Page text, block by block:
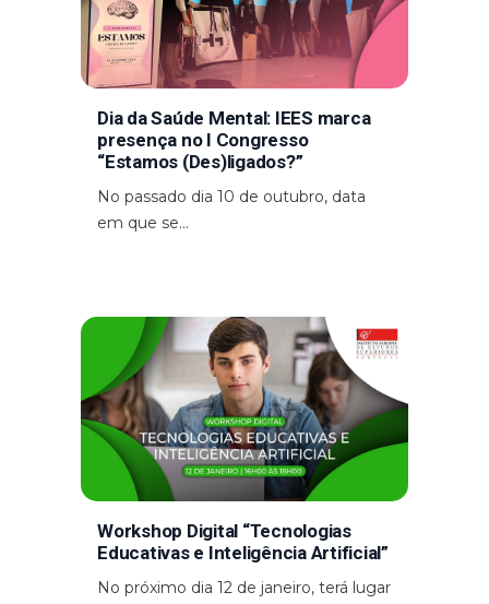
Dia da Saúde Mental: IEES marca
presença no I Congresso
“Estamos (Des)ligados?”
No passado dia 10 de outubro, data
em que se...
Workshop Digital “Tecnologias
Educativas e Inteligência Artificial”
No próximo dia 12 de janeiro, terá lugar